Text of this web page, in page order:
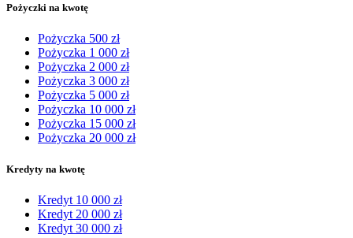
Pożyczki na kwotę
Pożyczka 500 zł
Pożyczka 1 000 zł
Pożyczka 2 000 zł
Pożyczka 3 000 zł
Pożyczka 5 000 zł
Pożyczka 10 000 zł
Pożyczka 15 000 zł
Pożyczka 20 000 zł
Kredyty na kwotę
Kredyt 10 000 zł
Kredyt 20 000 zł
Kredyt 30 000 zł